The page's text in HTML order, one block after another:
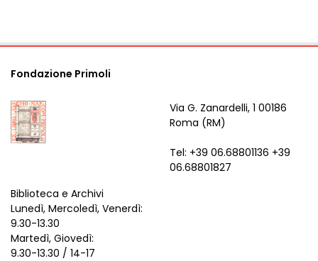
Fondazione Primoli
Via G. Zanardelli, 1 00186
Roma (RM)
Tel: +39 06.68801136 +39
06.68801827
Biblioteca e Archivi
Lunedì, Mercoledì, Venerdì:
9.30-13.30
Martedì, Giovedì:
9.30-13.30 / 14-17